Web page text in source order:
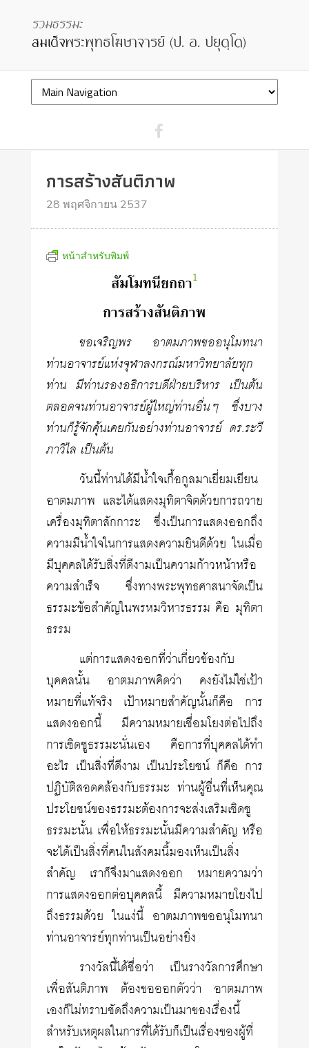
การสร้างสันติภาพ
28 พฤศจิกายน 2537
หน้าสำหรับพิมพ์
สัมโมทนียกถา1
การสร้างสันติภาพ
ขอเจริญพร อาตมภาพขออนุโมทนา
ท่านอาจารย์แห่งจุฬาลงกรณ์มหาวิทยาลัยทุก
ท่าน มีท่านรองอธิการบดีฝ่ายบริหาร เป็นต้น
ตลอดจนท่านอาจารย์ผู้ใหญ่ท่านอื่นๆ ซึ่งบาง
ท่านก็รู้จักคุ้นเคยกันอย่างท่านอาจารย์ ดร.ระวี
ภาวิไล เป็นต้น
วันนี้ท่านได้มีน้ำใจเกื้อกูลมาเยี่ยมเยียน
อาตมภาพ และได้แสดงมุทิตาจิตด้วยการถวาย
เครื่องมุทิตาสักการะ ซึ่งเป็นการแสดงออกถึง
ความมีน้ำใจในการแสดงความยินดีด้วย ในเมื่อ
มีบุคคลได้รับสิ่งที่ดีงามเป็นความก้าวหน้าหรือ
ความสำเร็จ ซึ่งทางพระพุทธศาสนาจัดเป็น
ธรรมะข้อสำคัญในพรหมวิหารธรรม คือ มุทิตา
ธรรม
แต่การแสดงออกที่ว่าเกี่ยวข้องกับ
บุคคลนั้น อาตมภาพคิดว่า คงยังไม่ใช่เป้า
หมายที่แท้จริง เป้าหมายสำคัญนั้นก็คือ การ
แสดงออกนี้ มีความหมายเชื่อมโยงต่อไปถึง
การเชิดชูธรรมะนั่นเอง คือการที่บุคคลได้ทำ
อะไร เป็นสิ่งที่ดีงาม เป็นประโยชน์ ก็คือ การ
ปฏิบัติสอดคล้องกับธรรมะ ท่านผู้อื่นที่เห็นคุณ
ประโยชน์ของธรรมะต้องการจะส่งเสริมเชิดชู
ธรรมะนั้น เพื่อให้ธรรมะนั้นมีความสำคัญ หรือ
จะได้เป็นสิ่งที่คนในสังคมนี้มองเห็นเป็นสิ่ง
สำคัญ เราก็จึงมาแสดงออก หมายความว่า
การแสดงออกต่อบุคคลนี้ มีความหมายโยงไป
ถึงธรรมด้วย ในแง่นี้ อาตมภาพขออนุโมทนา
ท่านอาจารย์ทุกท่านเป็นอย่างยิ่ง
รางวัลนี้ได้ชื่อว่า เป็นรางวัลการศึกษา
เพื่อสันติภาพ ต้องขอออกตัวว่า อาตมภาพ
เองก็ไม่ทราบชัดถึงความเป็นมาของเรื่องนี้
สำหรับเหตุผลในการที่ได้รับก็เป็นเรื่องของผู้ที่